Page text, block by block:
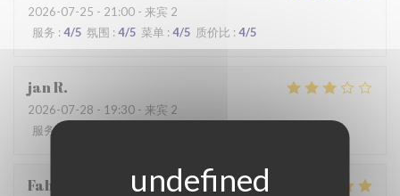
2026-07-25 - 21:00 - 来宾 2
服务 : 4/5 氛围 : 4/5 菜单 : 4/5 质价比 : 4/5
janR
2026-07-28 - 19:30 - 来宾 2
服务:
Fabrice